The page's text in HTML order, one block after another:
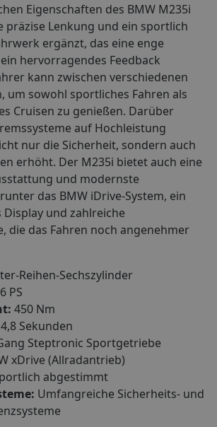
Eigenschaften des BMW M235i
präzise Lenkung und ein sportlich
ergänzt, das eine enge
hervorragendes Feedback
kann zwischen verschiedenen
um sowohl sportliches Fahren als
Cruisen zu genießen. Darüber
auf Hochleistung
nur die Sicherheit, sondern auch
erhöht. Der M235i bietet auch eine
und modernste
das BMW iDrive-System, ein
und zahlreiche
die das Fahren noch angenehmer
Reihen-Sechszylinder
PS
450 Nm
4,8 Sekunden
Steptronic Sportgetriebe
xDrive (Allradantrieb)
abgestimmt
Umfangreiche Sicherheits- und